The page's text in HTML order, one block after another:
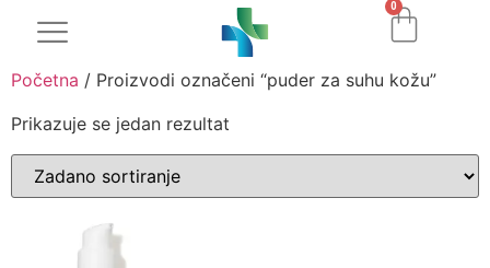
0
Početna / Proizvodi označeni “puder za suhu kožu”
Prikazuje se jedan rezultat